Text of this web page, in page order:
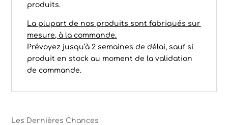
produits.
La plupart de nos produits sont fabriqués sur
mesure, à la commande.
Prévoyez jusqu’à 2 semaines de délai, sauf si
produit en stock au moment de la validation
de commande.
Les Dernières Chances